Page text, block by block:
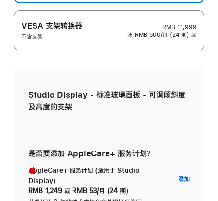
VESA 支架转换器
不含支架
RMB 11,999
或 RMB 500/月 (24 期) 起
Studio Display - 标准玻璃面板 - 可调倾斜度
及高度的支架
是否要添加 AppleCare+ 服务计划？
AppleCare+ 服务计划 (适用于 Studio
Display)
RMB 1,249 或 RMB 53/月 (24 期)
添加